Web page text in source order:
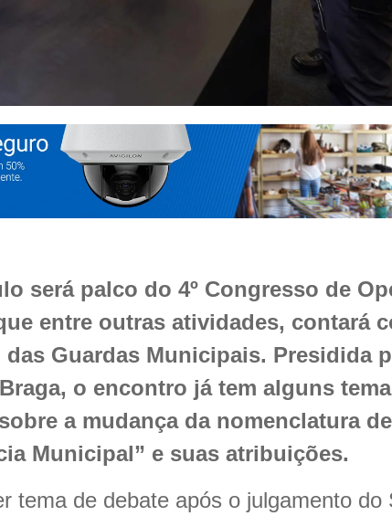
será palco do 4º Congresso de
entre outras atividades, contará
Guardas Municipais. Presidida
o encontro já tem alguns
a mudança da nomenclatura de
Municipal” e suas atribuições.
tema de debate após o julgamento do